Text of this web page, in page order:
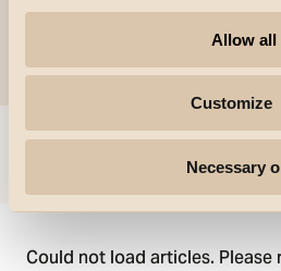
Allow all
Customize
Necessary
Could not load articles. Please